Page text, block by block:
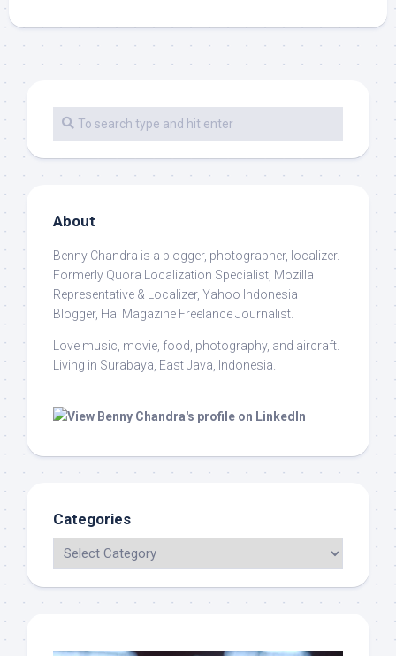
About
Benny Chandra is a blogger, photographer, localizer.
Formerly Quora Localization Specialist, Mozilla
Representative & Localizer, Yahoo Indonesia
Blogger, Hai Magazine Freelance Journalist.
Love music, movie, food, photography, and aircraft.
Living in Surabaya, East Java, Indonesia.
Categories